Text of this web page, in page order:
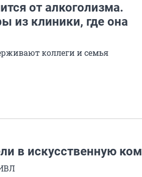
от алкоголизма.
из клиники, где она
коллеги и семья
в искусственную